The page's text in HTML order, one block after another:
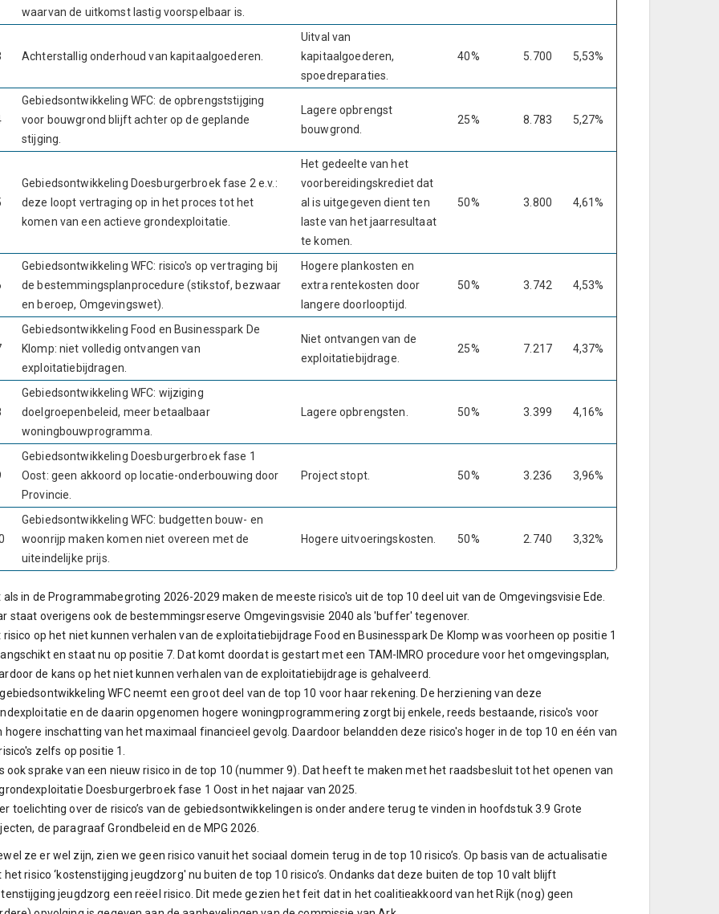
waarvan de uitkomst lastig voorspelbaar is.
Achterstallig onderhoud van kapitaalgoederen.
Uitval van
kapitaalgoederen,
spoedreparaties.
40% 5.700 5,53%
Gebiedsontwikkeling WFC: de opbrengststijging
voor bouwgrond blijft achter op de geplande
stijging.
Lagere opbrengst
bouwgrond.
25% 8.783 5,27%
Gebiedsontwikkeling Doesburgerbroek fase 2 e.v.:
deze loopt vertraging op in het proces tot het
komen van een actieve grondexploitatie.
Het gedeelte van het
voorbereidingskrediet dat
al is uitgegeven dient ten
laste van het jaarresultaat
te komen.
50% 3.800 4,61%
Gebiedsontwikkeling WFC: risico's op vertraging bij
de bestemmingsplanprocedure (stikstof, bezwaar
en beroep, Omgevingswet).
Hogere plankosten en
extra rentekosten door
langere doorlooptijd.
50% 3.742 4,53%
Gebiedsontwikkeling Food en Businesspark De
Klomp: niet volledig ontvangen van
exploitatiebijdragen.
Niet ontvangen van de
exploitatiebijdrage.
25% 7.217 4,37%
Gebiedsontwikkeling WFC: wijziging
doelgroepenbeleid, meer betaalbaar
woningbouwprogramma.
Lagere opbrengsten. 50% 3.399 4,16%
Gebiedsontwikkeling Doesburgerbroek fase 1
Oost: geen akkoord op locatie-onderbouwing door
Provincie.
Project stopt. 50% 3.236 3,96%
Gebiedsontwikkeling WFC: budgetten bouw- en
woonrijp maken komen niet overeen met de
uiteindelijke prijs.
Hogere uitvoeringskosten. 50% 2.740 3,32%
als in de Programmabegroting 2026-2029 maken de meeste risico's uit de top 10 deel uit van de Omgevingsvisie Ede.
staat overigens ook de bestemmingsreserve Omgevingsvisie 2040 als 'buffer' tegenover.
risico op het niet kunnen verhalen van de exploitatiebijdrage Food en Businesspark De Klomp was voorheen op positie 1
en staat nu op positie 7. Dat komt doordat is gestart met een TAM-IMRO procedure voor het omgevingsplan,
de kans op het niet kunnen verhalen van de exploitatiebijdrage is gehalveerd.
WFC neemt een groot deel van de top 10 voor haar rekening. De herziening van deze
en de daarin opgenomen hogere woningprogrammering zorgt bij enkele, reeds bestaande, risico's voor
hogere inschatting van het maximaal financieel gevolg. Daardoor belandden deze risico's hoger in de top 10 en één van
zelfs op positie 1.
ook sprake van een nieuw risico in de top 10 (nummer 9). Dat heeft te maken met het raadsbesluit tot het openen van
Doesburgerbroek fase 1 Oost in het najaar van 2025.
toelichting over de risico’s van de gebiedsontwikkelingen is onder andere terug te vinden in hoofdstuk 3.9 Grote
de paragraaf Grondbeleid en de MPG 2026.
ze er wel zijn, zien we geen risico vanuit het sociaal domein terug in de top 10 risico’s. Op basis van de actualisatie
het risico ‘kostenstijging jeugdzorg' nu buiten de top 10 risico’s. Ondanks dat deze buiten de top 10 valt blijft
jeugdzorg een reëel risico. Dit mede gezien het feit dat in het coalitieakkoord van het Rijk (nog) geen